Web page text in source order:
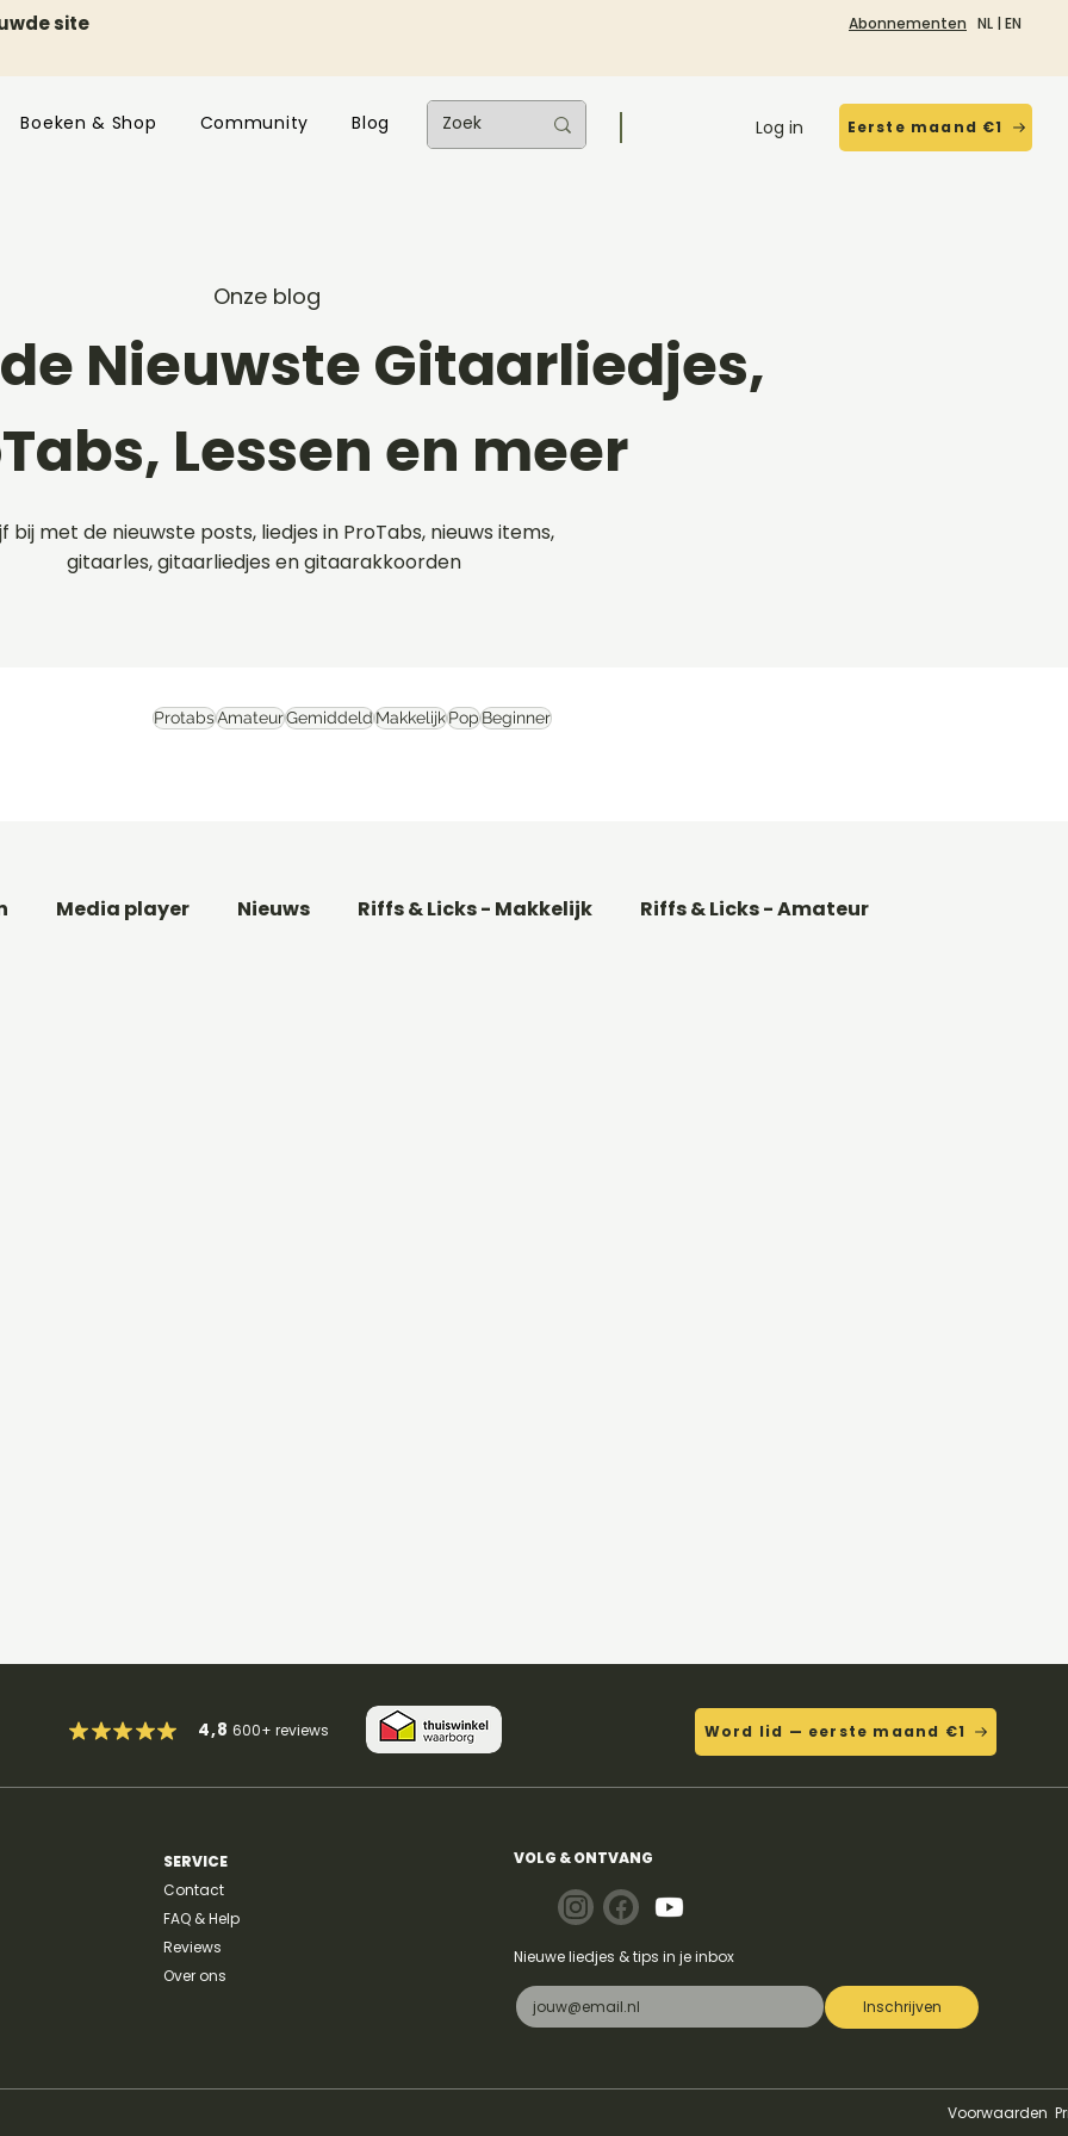
site Abonnementen NL | EN
Boeken & Shop Community Blog Log in Eerste maand €1
Onze blog
Nieuwste Gitaarliedjes,
Lessen en meer
bij met de nieuwste posts, liedjes in ProTabs, nieuws items,
gitaarles, gitaarliedjes en gitaarakkoorden
ProtabsAmateurGemiddeldMakkelijkPopBeginner
Media player Nieuws Riffs & Licks - Makkelijk Riffs & Licks - Amateur
4,8600+reviews Word lid — eerste maand €1
SERVICE
Contact
FAQ & Help
Reviews
Over ons
VOLG & ONTVANG
Nieuwe liedjes & tips in je inbox
Inschrijven
Voorwaarden